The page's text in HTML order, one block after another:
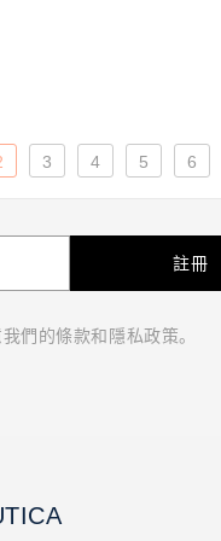
3 4 5 6
註冊
們的條款和隱私政策。